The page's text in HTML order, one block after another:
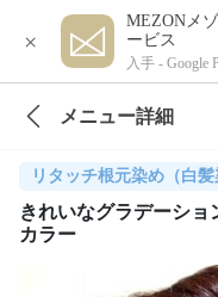
×
MEZONメ
ービス
入手 - Google
メニュー詳細
リタッチ根元染め（白髪
きれいなグラデーシ
カラー